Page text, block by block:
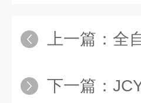
上一篇： 全
下一篇：